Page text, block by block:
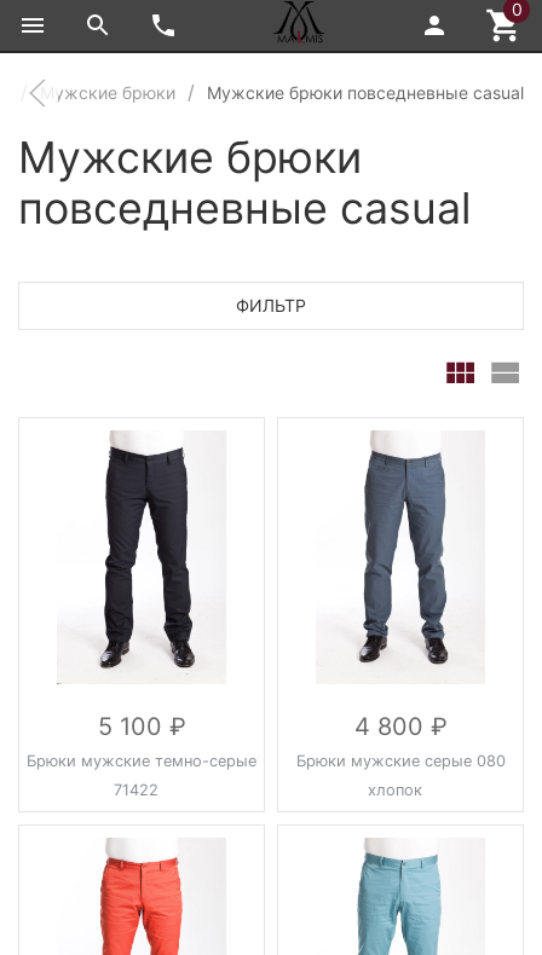
0
Мужские брюки Мужские брюки повседневные casual
Мужские брюки
повседневные casual
ФИЛЬТР
5 100
Брюки мужские темно-серые
71422
4 800
Брюки мужские серые 080
хлопок